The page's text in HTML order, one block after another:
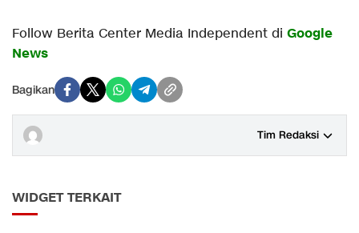
Follow Berita Center Media Independent di Google
News
Bagikan
Tim Redaksi
WIDGET TERKAIT